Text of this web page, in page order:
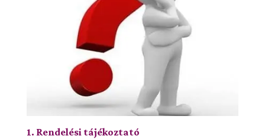
1. Rendelési tájékoztató